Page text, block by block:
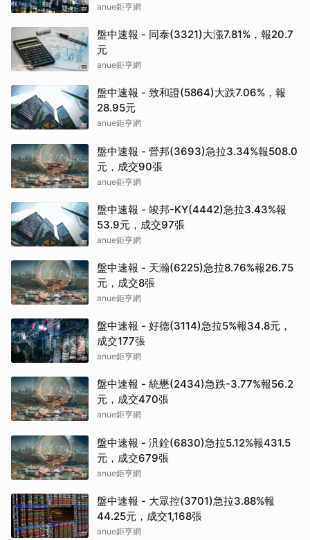
anue鉅亨網
盤中速報 - 同泰(3321)大漲7.81%，報20.7
元
anue鉅亨網
盤中速報 - 致和證(5864)大跌7.06%，報
28.95元
anue鉅亨網
盤中速報 - 營邦(3693)急拉3.34%報508.0
元，成交90張
anue鉅亨網
盤中速報 - 竣邦-KY(4442)急拉3.43%報
53.9元，成交97張
anue鉅亨網
盤中速報 - 天瀚(6225)急拉8.76%報26.75
元，成交8張
anue鉅亨網
盤中速報 - 好德(3114)急拉5%報34.8元，
成交177張
anue鉅亨網
盤中速報 - 統懋(2434)急跌-3.77%報56.2
元，成交470張
anue鉅亨網
盤中速報 - 汎銓(6830)急拉5.12%報431.5
元，成交679張
anue鉅亨網
盤中速報 - 大眾控(3701)急拉3.88%報
44.25元，成交1,168張
anue鉅亨網